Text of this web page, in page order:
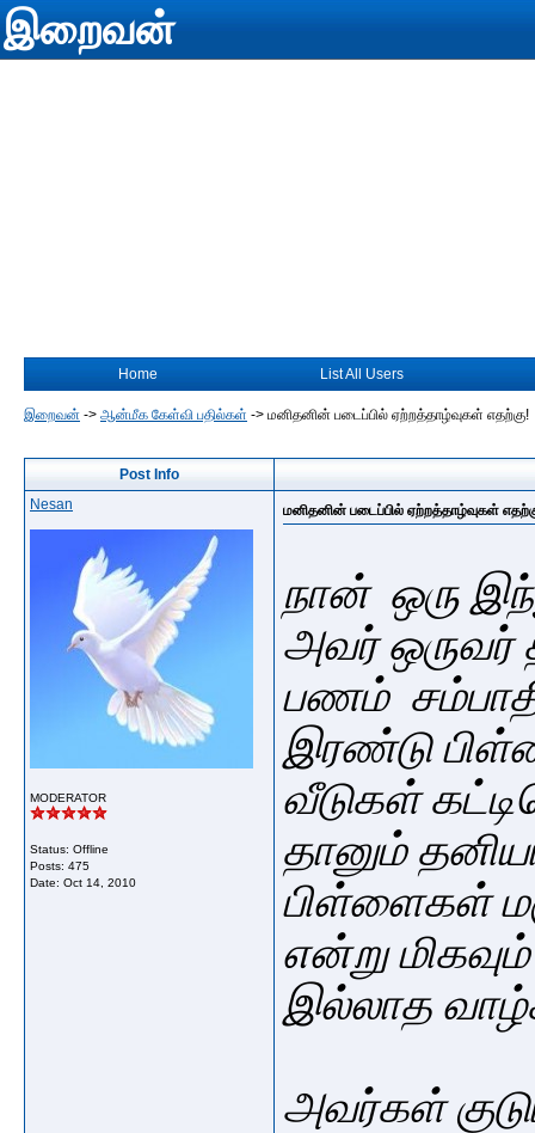
இறைவன்
Home List All Users
இறைவன் -> ஆன்மீக கேள்வி பதில்கள் -> மனிதனின் படைப்பில் ஏற்றத்தாழ்வுகள் எதற்கு!
Post Info
Nesan
MODERATOR
Status: Offline
Posts: 475
Date: Oct 14, 2010
மனிதனின் படைப்பில் ஏற்றத்தாழ்வுகள்
நான் ஒரு
அவர் ஒருவர்
பணம்
இரண்டு
வீடுகள்
தானும்
பிள்ளைகள்
என்று
இல்லாத
அவர்கள்